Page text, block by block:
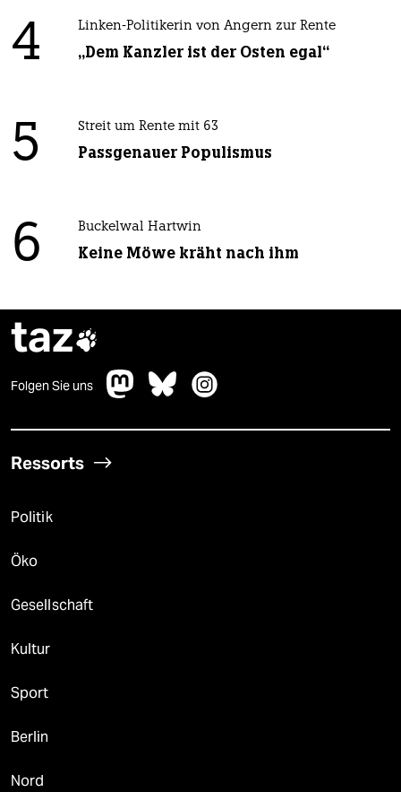
4 Linken-Politikerin von Angern zur Rente
„Dem Kanzler ist der Osten egal“
5 Streit um Rente mit 63
Passgenauer Populismus
6 Buckelwal Hartwin
Keine Möwe kräht nach ihm
taz
Folgen Sie uns
Ressorts
Politik
Öko
Gesellschaft
Kultur
Sport
Berlin
Nord